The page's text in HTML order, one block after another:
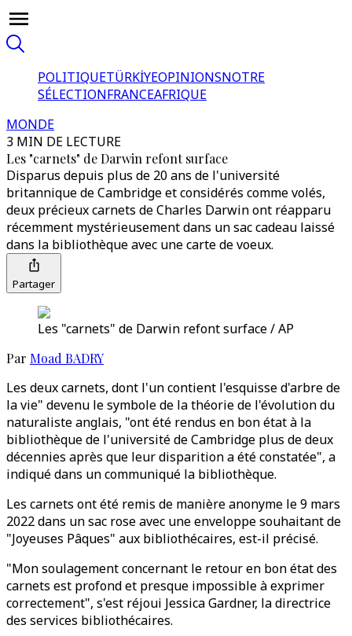
POLITIQUETÜRKİYEOPINIONSNOTRE
SÉLECTIONFRANCEAFRIQUE
MONDE
3 MIN DE LECTURE
Les "carnets" de Darwin refont surface
Disparus depuis plus de 20 ans de l'université
britannique de Cambridge et considérés comme volés,
deux précieux carnets de Charles Darwin ont réapparu
récemment mystérieusement dans un sac cadeau laissé
dans la bibliothèque avec une carte de voeux.
Partager
Les "carnets" de Darwin refont surface / AP
Par Moad BADRY
Les deux carnets, dont l'un contient l'esquisse d'arbre de
la vie" devenu le symbole de la théorie de l'évolution du
naturaliste anglais, "ont été rendus en bon état à la
bibliothèque de l'université de Cambridge plus de deux
décennies après que leur disparition a été constatée", a
indiqué dans un communiqué la bibliothèque.
Les carnets ont été remis de manière anonyme le 9 mars
2022 dans un sac rose avec une enveloppe souhaitant de
"Joyeuses Pâques" aux bibliothécaires, est-il précisé.
"Mon soulagement concernant le retour en bon état des
carnets est profond et presque impossible à exprimer
correctement", s'est réjoui Jessica Gardner, la directrice
des services bibliothécaires.